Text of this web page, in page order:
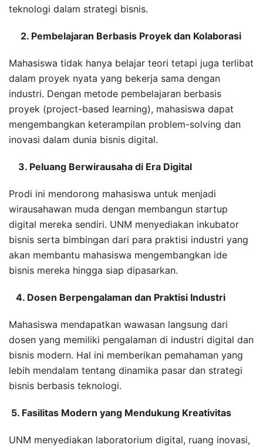
teknologi dalam strategi bisnis.
2. Pembelajaran Berbasis Proyek dan Kolaborasi
Mahasiswa tidak hanya belajar teori tetapi juga terlibat
dalam proyek nyata yang bekerja sama dengan
industri. Dengan metode pembelajaran berbasis
proyek (project-based learning), mahasiswa dapat
mengembangkan keterampilan problem-solving dan
inovasi dalam dunia bisnis digital.
3. Peluang Berwirausaha di Era Digital
Prodi ini mendorong mahasiswa untuk menjadi
wirausahawan muda dengan membangun startup
digital mereka sendiri. UNM menyediakan inkubator
bisnis serta bimbingan dari para praktisi industri yang
akan membantu mahasiswa mengembangkan ide
bisnis mereka hingga siap dipasarkan.
4. Dosen Berpengalaman dan Praktisi Industri
Mahasiswa mendapatkan wawasan langsung dari
dosen yang memiliki pengalaman di industri digital dan
bisnis modern. Hal ini memberikan pemahaman yang
lebih mendalam tentang dinamika pasar dan strategi
bisnis berbasis teknologi.
5. Fasilitas Modern yang Mendukung Kreativitas
UNM menyediakan laboratorium digital, ruang inovasi,